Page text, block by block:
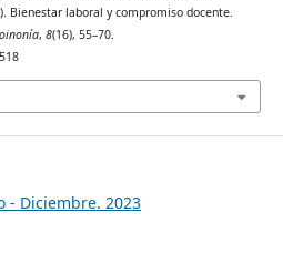
Bienestar laboral y compromiso docente.
, 8(16), 55–70.
- Diciembre. 2023